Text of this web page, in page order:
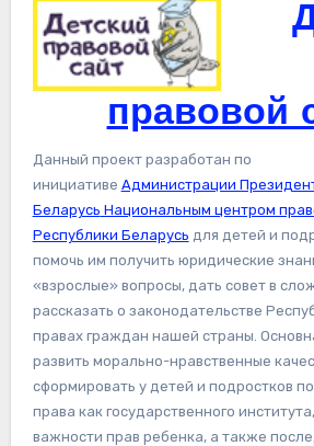
правовой
Данный проект разработан по
инициативе Администрации
Беларусь Национальным центром
Республики Беларусь для детей и
помочь им получить юридические
«взрослые» вопросы, дать совет в
рассказать о законодательстве
правах граждан нашей страны.
развить морально-нравственные
сформировать у детей и подростков
права как государственного
важности прав ребенка, а также